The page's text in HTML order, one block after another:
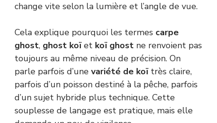
change vite selon la lumière et l’angle de vue.
Cela explique pourquoi les termes carpe
ghost, ghost koïet koï ghost ne renvoient pas
toujours au même niveau de précision. On
parle parfois d’une variété de koïtrès claire,
parfois d’un poisson destiné à la pêche, parfois
d’un sujet hybride plus technique. Cette
souplesse de langage est pratique, mais elle